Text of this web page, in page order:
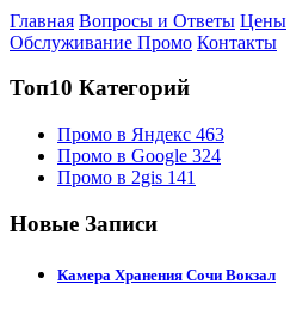
Главная Вопросы и Ответы Цены
Обслуживание Промо Контакты
Топ10 Категорий
Промо в Яндекс 463
Промо в Google 324
Промо в 2gis 141
Новые Записи
Камера Хранения Сочи Вокзал